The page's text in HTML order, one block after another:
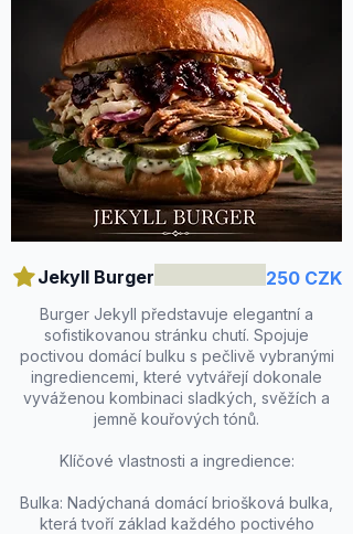
Jekyll Burger
Burger Jekyll představuje elegantní a
sofistikovanou stránku chutí. Spojuje
poctivou domácí bulku s pečlivě vybranými
ingrediencemi, které vytvářejí dokonale
vyváženou kombinaci sladkých, svěžích a
jemně kouřových tónů.
Klíčové vlastnosti a ingredience:
Bulka: Nadýchaná domácí briošková bulka,
která tvoří základ každého poctivého
250 CZK